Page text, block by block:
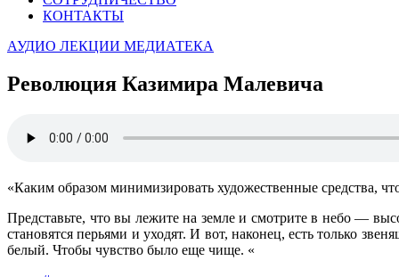
КОНТАКТЫ
АУДИО ЛЕКЦИИ МЕДИАТЕКА
Революция Казимира Малевича
«Каким образом минимизировать художественные средства,
Представьте, что вы лежите на земле и смотрите в небо —
становятся перьями и уходят. И вот, наконец, есть только
белый. Чтобы чувство было еще чище. «